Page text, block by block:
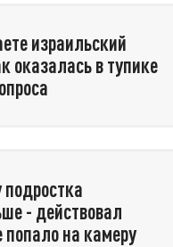
израильский
оказалась в тупике
- действовал
на камеру